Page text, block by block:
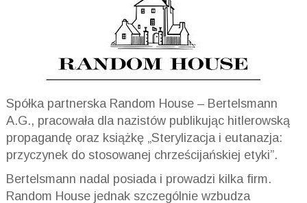
Spółka partnerska Random House – Bertelsmann
A.G., pracowała dla nazistów publikując hitlerowską
propagandę oraz książkę „Sterylizacja i eutanazja:
przyczynek do stosowanej chrześcijańskiej etyki”.
Bertelsmann nadal posiada i prowadzi kilka firm.
Random House jednak szczególnie wzbudza